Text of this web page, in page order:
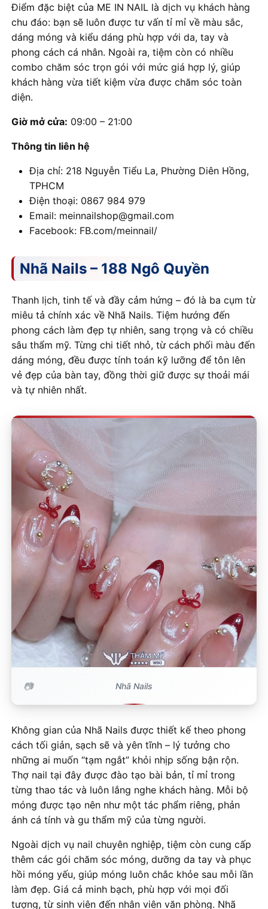
Điểm đặc biệt của ME IN NAIL là dịch vụ khách hàng
chu đáo: bạn sẽ luôn được tư vấn tỉ mỉ về màu sắc,
dáng móng và kiểu dáng phù hợp với da, tay và
phong cách cá nhân. Ngoài ra, tiệm còn có nhiều
combo chăm sóc trọn gói với mức giá hợp lý, giúp
khách hàng vừa tiết kiệm vừa được chăm sóc toàn
diện.
Giờ mở cửa: 09:00 – 21:00
Thông tin liên hệ
Địa chỉ: 218 Nguyễn Tiểu La, Phường Diên Hồng,
TPHCM
Điện thoại: 0867 984 979
Email: meinnailshop@gmail.com
Facebook: FB.com/meinnail/
Nhã Nails – 188 Ngô Quyền
Thanh lịch, tinh tế và đầy cảm hứng – đó là ba cụm từ
miêu tả chính xác về Nhã Nails. Tiệm hướng đến
phong cách làm đẹp tự nhiên, sang trọng và có chiều
sâu thẩm mỹ. Từng chi tiết nhỏ, từ cách phối màu đến
dáng móng, đều được tính toán kỹ lưỡng để tôn lên
vẻ đẹp của bàn tay, đồng thời giữ được sự thoải mái
và tự nhiên nhất.
Nhã Nails
Không gian của Nhã Nails được thiết kế theo phong
cách tối giản, sạch sẽ và yên tĩnh – lý tưởng cho
những ai muốn “tạm ngắt” khỏi nhịp sống bận rộn.
Thợ nail tại đây được đào tạo bài bản, tỉ mỉ trong
từng thao tác và luôn lắng nghe khách hàng. Mỗi bộ
móng được tạo nên như một tác phẩm riêng, phản
ánh cá tính và gu thẩm mỹ của từng người.
Ngoài dịch vụ nail chuyên nghiệp, tiệm còn cung cấp
thêm các gói chăm sóc móng, dưỡng da tay và phục
hồi móng yếu, giúp móng luôn chắc khỏe sau mỗi lần
làm đẹp. Giá cả minh bạch, phù hợp với mọi đối
tượng, từ sinh viên đến nhân viên văn phòng. Nhã